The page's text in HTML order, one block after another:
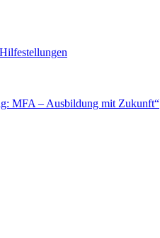
MFA – Ausbildung mit Zukunft“